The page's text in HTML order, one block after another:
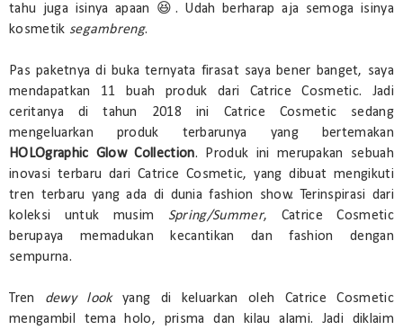
tahu juga isinya apaan 😆. Udah berharap aja semoga isinya
kosmetik segambreng.
Pas paketnya di buka ternyata firasat saya bener banget, saya
mendapatkan 11 buah produk dari Catrice Cosmetic. Jadi
ceritanya di tahun 2018 ini Catrice Cosmetic sedang
mengeluarkan produk terbarunya yang bertemakan
HOLOgraphic Glow Collection. Produk ini merupakan sebuah
inovasi terbaru dari Catrice Cosmetic, yang dibuat mengikuti
tren terbaru yang ada di dunia fashion show. Terinspirasi dari
koleksi untuk musim Spring/Summer, Catrice Cosmetic
berupaya memadukan kecantikan dan fashion dengan
sempurna.
Tren dewy lookyang di keluarkan oleh Catrice Cosmetic
mengambil tema holo, prisma dan kilau alami. Jadi diklaim